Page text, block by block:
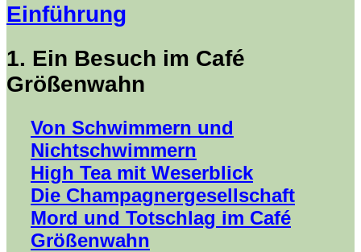
Einführung
1. Ein Besuch im Café
Größenwahn
Von Schwimmern und
Nichtschwimmern
High Tea mit Weserblick
Die Champagnergesellschaft
Mord und Totschlag im Café
Größenwahn